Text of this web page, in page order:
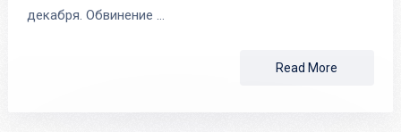
декабря. Обвинение …
Read More